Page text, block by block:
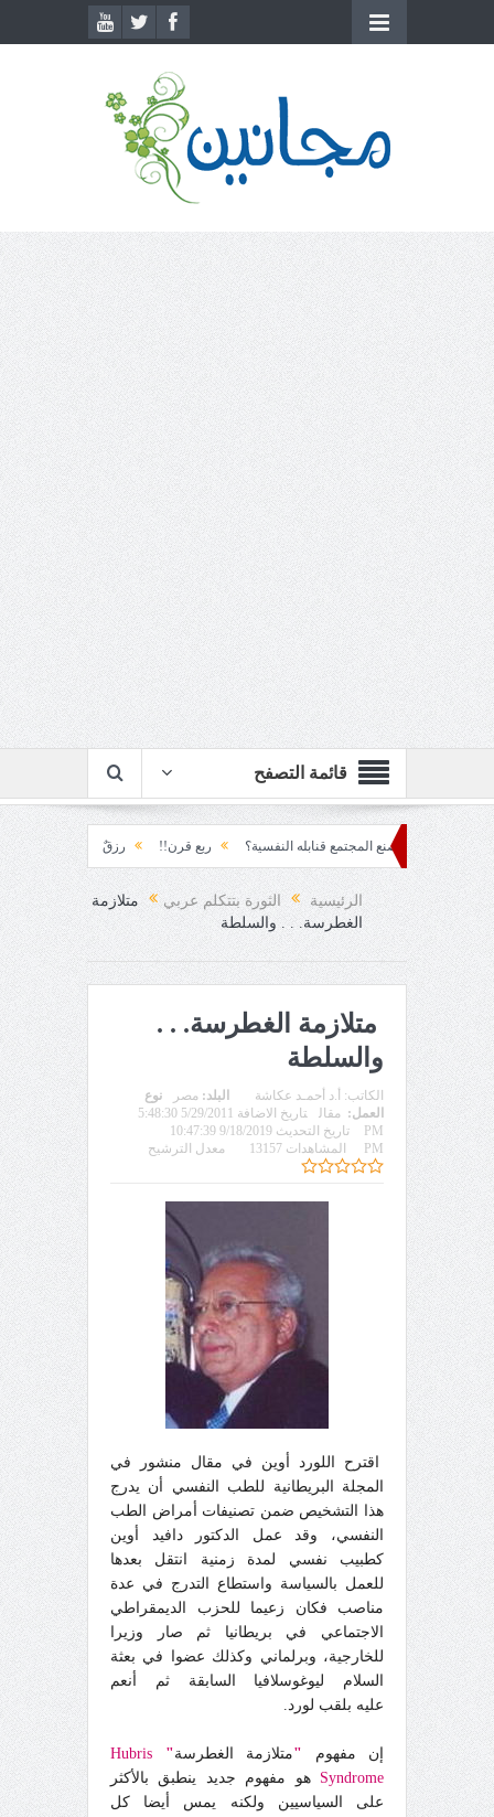
قائمة التصفح
كيف يصنع المجتمع قنابله النفسية؟ ربع قرن!! رزقٌ من يستكثره؟! منطق
الرئيسية الثورة بتتكلم عربي
متلازمة
الغطرسة. . . والسلطة
متلازمة الغطرسة. . .
والسلطة
الكاتب: أ.د أحمـد عكاشة البلد: مصر
نوع
العمل: مقال
تاريخ الاضافة 5/29/2011 5:48:30
PM
تاريخ التحديث 9/18/2019 10:47:39
PM
المشاهدات 13157 معدل الترشيح
اقترح اللورد أوين في مقال منشور في
المجلة البريطانية للطب النفسي أن يدرج
هذا التشخيص ضمن تصنيفات أمراض الطب
النفسي، وقد عمل الدكتور دافيد أوين
كطبيب نفسي لمدة زمنية انتقل بعدها
للعمل بالسياسة واستطاع التدرج في عدة
مناصب فكان زعيما للحزب الديمقراطي
الاجتماعي في بريطانيا ثم صار وزيرا
للخارجية، وبرلماني وكذلك عضوا في بعثة
السلام ليوغوسلافيا السابقة ثم
نعم
عليه بلقب لورد.
إن مفهوم "متلازمة الغطرسة"
Hubris
Syndrome هو مفهوم جديد ينطبق بالأكثر
على السياسيين ولكنه يمس أيضا كل